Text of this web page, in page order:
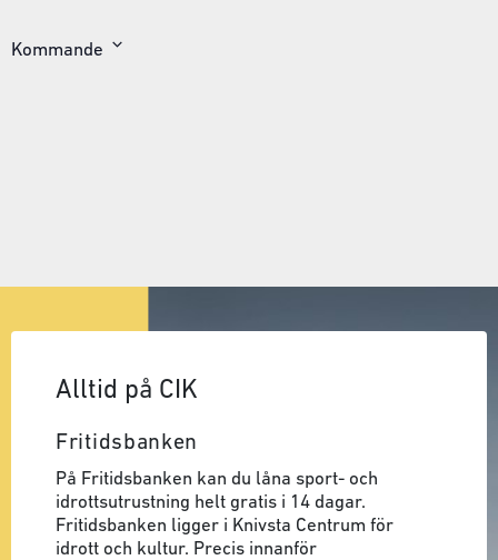
Kommande
Alltid på CIK
Fritidsbanken
På Fritidsbanken kan du låna sport- och
idrottsutrustning helt gratis i 14 dagar.
Fritidsbanken ligger i Knivsta Centrum för
idrott och kultur. Precis innanför